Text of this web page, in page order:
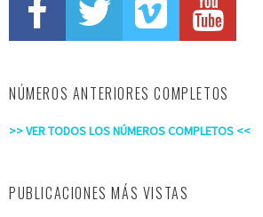
NÚMEROS ANTERIORES COMPLETOS
>> VER TODOS LOS NÚMEROS COMPLETOS <<
PUBLICACIONES MÁS VISTAS